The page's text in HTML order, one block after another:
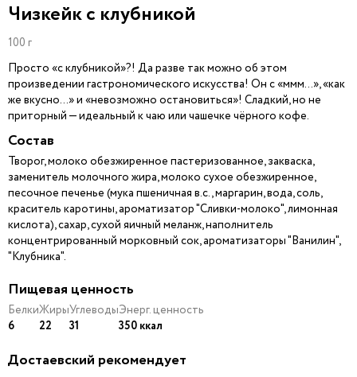
Чизкейк с клубникой
100 г
Просто «с клубникой»?! Да разве так можно об этом
произведении гастрономического искусства! Он с «ммм…», «как
же вкусно…» и «невозможно остановиться»! Сладкий, но не
приторный — идеальный к чаю или чашечке чёрного кофе.
Состав
Творог, молоко обезжиренное пастеризованное, закваска,
заменитель молочного жира, молоко сухое обезжиренное,
песочное печенье (мука пшеничная в.с., маргарин, вода, соль,
краситель каротины, ароматизатор "Сливки-молоко", лимонная
кислота), сахар, сухой яичный меланж, наполнитель
концентрированный морковный сок, ароматизаторы "Ванилин",
"Клубника".
Пищевая ценность
Белки
6
Жиры
22
Углеводы
31
Энерг. ценность
350 ккал
Достаевский рекомендует